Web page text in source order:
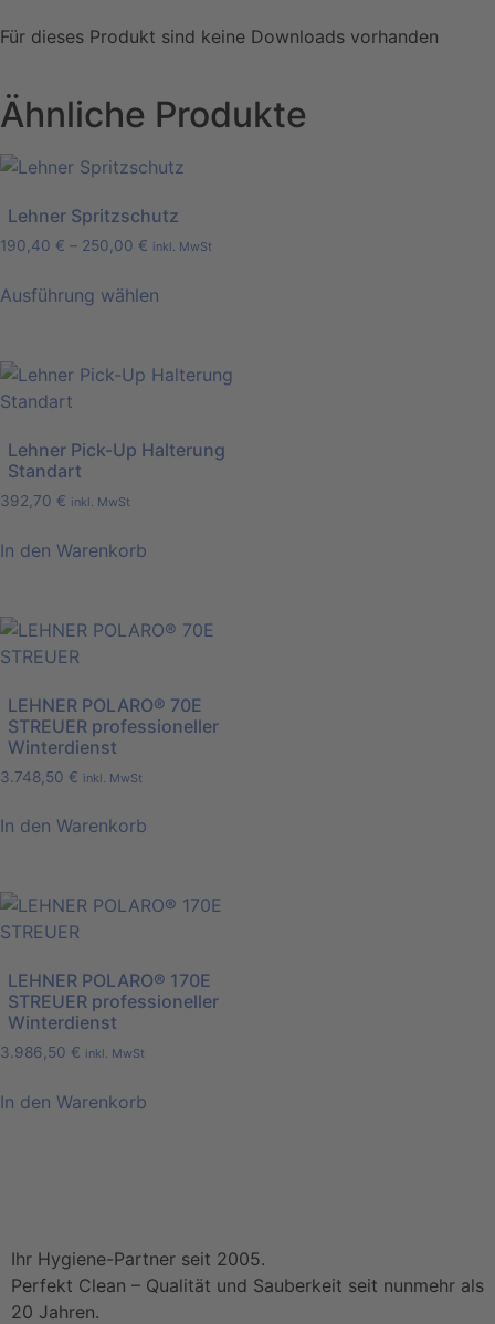
Für dieses Produkt sind keine Downloads vorhanden
Ähnliche Produkte
Lehner Spritzschutz
190,40 € – 250,00 € inkl. MwSt
Ausführung wählen
Lehner Pick-Up Halterung
Standart
392,70 € inkl. MwSt
In den Warenkorb
LEHNER POLARO® 70E
STREUER professioneller
Winterdienst
3.748,50 € inkl. MwSt
In den Warenkorb
LEHNER POLARO® 170E
STREUER professioneller
Winterdienst
3.986,50 € inkl. MwSt
In den Warenkorb
Ihr Hygiene-Partner seit 2005.
Perfekt Clean – Qualität und Sauberkeit seit nunmehr als
20 Jahren.